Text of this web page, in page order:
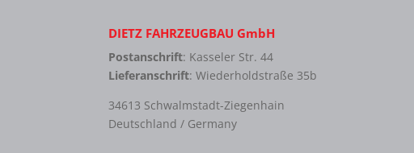
DIETZ FAHRZEUGBAU GmbH
Postanschrift: Kasseler Str. 44
Lieferanschrift: Wiederholdstraße 35b
34613 Schwalmstadt-Ziegenhain
Deutschland / Germany